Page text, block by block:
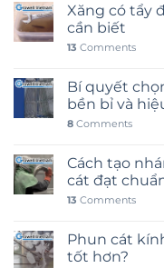
Xăng có tẩy
cần biết
13 Comments
Bí quyết
bền bỉ và
8 Comments
Cách tạo
cát đạt
13 Comments
Phun cát
tốt hơn?